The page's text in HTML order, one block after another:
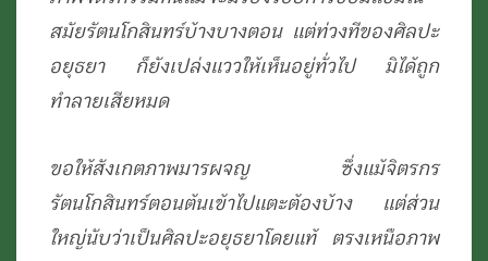
สมัยรัตนโกสินทร์บ้างบางตอน แต่ท่วงทีของศิลปะ
อยุธยา ก็ยังเปล่งแววให้เห็นอยู่ทั่วไป มิได้ถูก
ทำลายเสียหมด
ขอให้สังเกตภาพมารผจญ ซึ่งแม้จิตรกร
รัตนโกสินทร์ตอนต้นเข้าไปแตะต้องบ้าง แต่ส่วน
ใหญ่นับว่าเป็นศิลปะอยุธยาโดยแท้ ตรงเหนือภาพ